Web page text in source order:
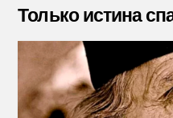
Только истина